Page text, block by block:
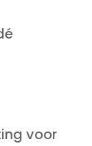
voor